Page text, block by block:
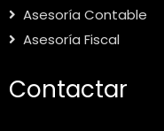
Asesoría Contable
Asesoría Fiscal
Contactar